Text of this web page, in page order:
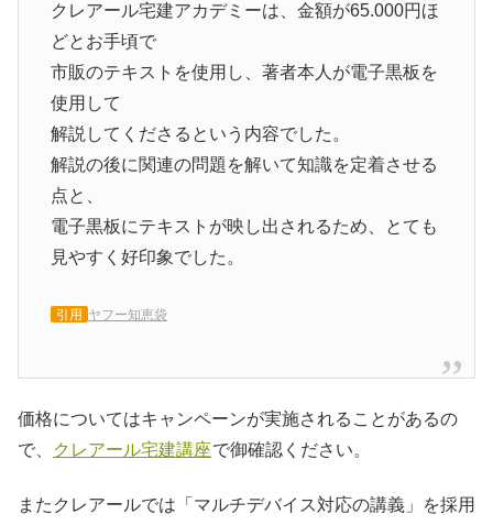
クレアール宅建アカデミーは、金額が65.000円ほ
どとお手頃で
市販のテキストを使用し、著者本人が電子黒板を
使用して
解説してくださるという内容でした。
解説の後に関連の問題を解いて知識を定着させる
点と、
電子黒板にテキストが映し出されるため、とても
見やすく好印象でした。
引用 ヤフー知恵袋
価格についてはキャンペーンが実施されることがあるの
で、
クレアール宅建講座で御確認ください。
またクレアールでは「マルチデバイス対応の講義」を採用